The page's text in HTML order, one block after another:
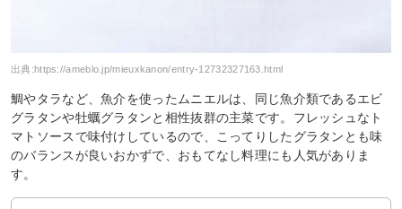
出典:https://ameblo.jp/mieuxkanon/entry-12732327163.html
鯛やタラなど、魚介を使ったムニエルは、同じ魚介類であるエビ
グラタンや牡蠣グラタンと相性抜群の主菜です。フレッシュなト
マトソースで味付けしているので、こってりしたグラタンとも味
のバランスが良いおかずで、おもてなし料理にも人気がありま
す。